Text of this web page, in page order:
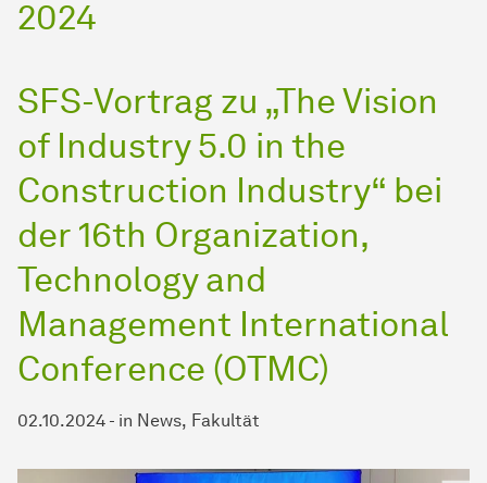
2024
SFS-Vortrag zu „The Vision
of Industry 5.0 in the
Construction Industry“ bei
der 16th Organization,
Technology and
Management International
Conference (OTMC)
02.10.2024 - in News Fakultät